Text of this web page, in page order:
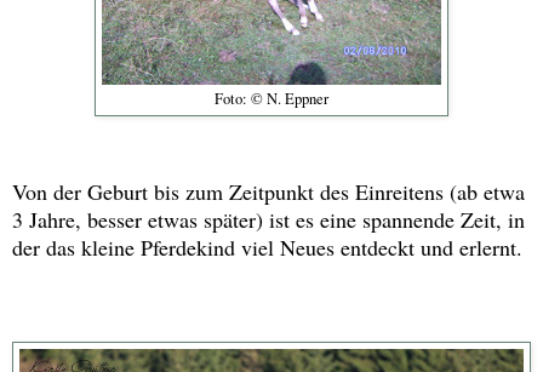
Foto: © N. Eppner
Von der Geburt bis zum Zeitpunkt des Einreitens (ab etwa
3 Jahre, besser etwas später) ist es eine spannende Zeit, in
der das kleine Pferdekind viel Neues entdeckt und erlernt.